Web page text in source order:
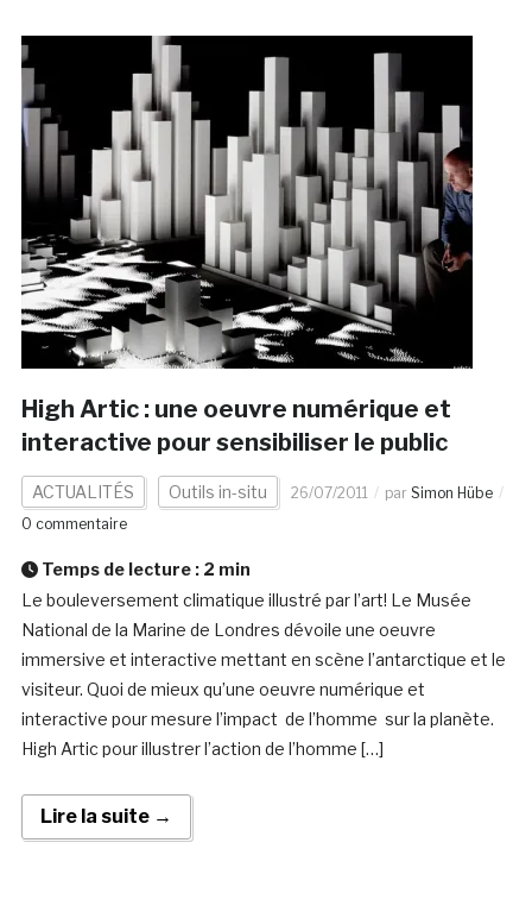
High Artic : une oeuvre numérique et
interactive pour sensibiliser le public
ACTUALITÉS Outils in-situ 26/07/2011 par Simon Hübe
0 commentaire
Temps de lecture : 2 min
Le bouleversement climatique illustré par l’art! Le Musée
National de la Marine de Londres dévoile une oeuvre
immersive et interactive mettant en scène l’antarctique et le
visiteur. Quoi de mieux qu’une oeuvre numérique et
interactive pour mesure l’impact de l’homme sur la planète.
High Artic pour illustrer l’action de l’homme […]
Lire la suite →